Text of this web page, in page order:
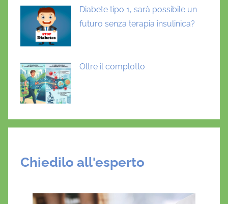
t
e
a
o
i
m
l
Diabete tipo 1, sarà possibile un
futuro senza terapia insulinica?
Oltre il complotto
Chiedilo all'esperto